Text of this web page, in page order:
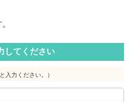
してください
入力ください。）